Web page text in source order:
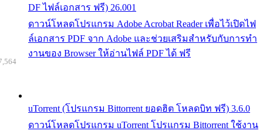
DF ไฟล์เอกสาร ฟรี) 26.001
ดาวน์โหลดโปรแกรม Adobe Acrobat Reader เพื่อไว้เปิดไฟ
ล์เอกสาร PDF จาก Adobe และช่วยเสริมสำหรับกับการทำ
งานของ Browser ให้อ่านไฟล์ PDF ได้ ฟรี
uTorrent (โปรแกรม Bittorrent ยอดฮิต โหลดบิท ฟรี) 3.6.0
ดาวน์โหลดโปรแกรม uTorrent โปรแกรม Bittorrent ใช้งาน